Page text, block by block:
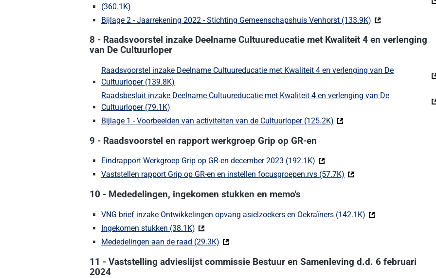
(360.1K)
Bijlage 2 - Jaarrekening 2022 - Stichting Gemeenschapshuis Venhorst (133.9K) (Deze link gaat
8 - Raadsvoorstel inzake Deelname Cultuureducatie met Kwaliteit 4 en verlenging
van De Cultuurloper
Raadsvoorstel inzake Deelname Cultuureducatie met Kwaliteit 4 en verlenging van De
Cultuurloper (139.8K)
Raadsbesluit inzake Deelname Cultuureducatie met Kwaliteit 4 en verlenging van De
Cultuurloper (79.1K)
Bijlage 1 - Voorbeelden van activiteiten van de Cultuurloper (125.2K) (Deze link gaat naar een
9 - Raadsvoorstel en rapport werkgroep Grip op GR-en
Eindrapport Werkgroep Grip op GR-en december 2023 (192.1K) (Deze link gaat naar een externe
Vaststellen rapport Grip op GR-en en instellen focusgroepen.rvs (57.7K) (Deze link gaat naar een
10 - Mededelingen, ingekomen stukken en memo's
VNG brief inzake Ontwikkelingen opvang asielzoekers en Oekraïners (142.1K) (Deze link gaat naar
Ingekomen stukken (38.1K) (Deze link gaat naar een externe website)
Mededelingen aan de raad (29.3K) (Deze link gaat naar een externe website)
11 - Vaststelling advieslijst commissie Bestuur en Samenleving d.d. 6 februari
2024